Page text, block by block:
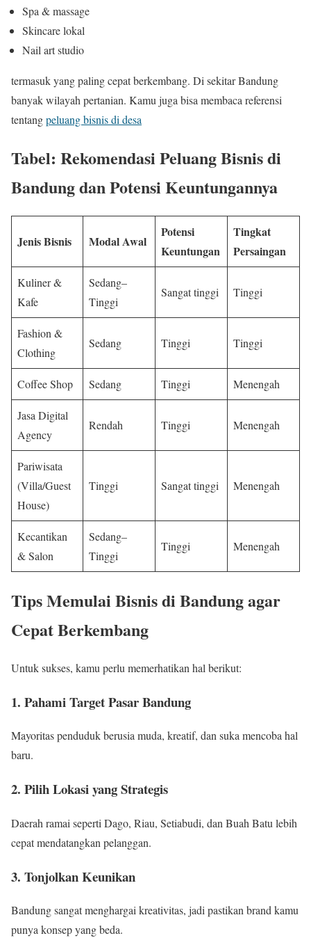
Spa & massage
Skincare lokal
Nail art studio
termasuk yang paling cepat berkembang. Di sekitar Bandung
banyak wilayah pertanian. Kamu juga bisa membaca referensi
tentangpeluang bisnis di desa
Tabel: Rekomendasi Peluang Bisnis di
Bandung dan Potensi Keuntungannya
Jenis Bisnis Modal Awal
Potensi
Keuntungan
Tingkat
Persaingan
Kuliner &
Kafe
Sedang–
Tinggi
Sangat tinggi Tinggi
Fashion &
Clothing
Sedang Tinggi Tinggi
Coffee Shop Sedang Tinggi Menengah
Jasa Digital
Agency
Rendah Tinggi Menengah
Pariwisata
(Villa/Guest
House)
Tinggi Sangat tinggi Menengah
Kecantikan
& Salon
Sedang–
Tinggi
Tinggi Menengah
Tips Memulai Bisnis di Bandung agar
Cepat Berkembang
Untuk sukses, kamu perlu memerhatikan hal berikut:
1. Pahami Target Pasar Bandung
Mayoritas penduduk berusia muda, kreatif, dan suka mencoba hal
baru.
2. Pilih Lokasi yang Strategis
Daerah ramai seperti Dago, Riau, Setiabudi, dan Buah Batu lebih
cepat mendatangkan pelanggan.
3. Tonjolkan Keunikan
Bandung sangat menghargai kreativitas, jadi pastikan brand kamu
punya konsep yang beda.